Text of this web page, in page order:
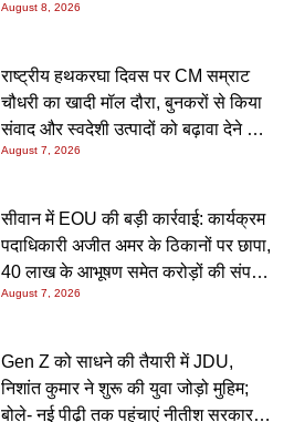
रकम
August 8, 2026
राष्ट्रीय हथकरघा दिवस पर CM सम्राट
चौधरी का खादी मॉल दौरा, बुनकरों से किया
संवाद और स्वदेशी उत्पादों को बढ़ावा देने की
अपील
August 7, 2026
सीवान में EOU की बड़ी कार्रवाई: कार्यक्रम
पदाधिकारी अजीत अमर के ठिकानों पर छापा,
40 लाख के आभूषण समेत करोड़ों की संपत्ति
की जांच शुरू
August 7, 2026
Gen Z को साधने की तैयारी में JDU,
निशांत कुमार ने शुरू की युवा जोड़ो मुहिम;
बोले- नई पीढ़ी तक पहुंचाएं नीतीश सरकार के